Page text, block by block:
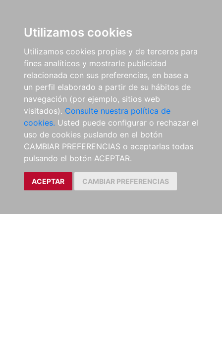
Utilizamos cookies
Utilizamos cookies propias y de terceros para
fines analíticos y mostrarle publicidad
relacionada con sus preferencias, en base a
un perfil elaborado a partir de su hábitos de
navegación (por ejemplo, sitios web
visitados). Consulte nuestra política de
cookies. Usted puede configurar o rechazar el
uso de cookies puslando en el botón
CAMBIAR PREFERENCIAS o aceptarlas todas
pulsando el botón ACEPTAR.
ACEPTAR CAMBIAR PREFERENCIAS